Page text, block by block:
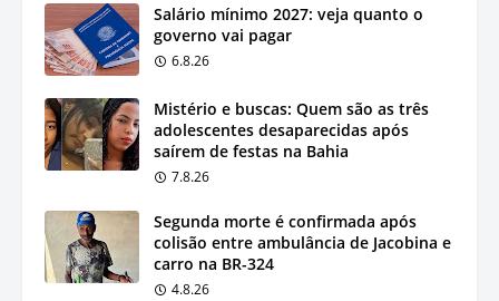
Salário mínimo 2027: veja quanto o
governo vai pagar
6.8.26
Mistério e buscas: Quem são as três
adolescentes desaparecidas após
saírem de festas na Bahia
7.8.26
Segunda morte é confirmada após
colisão entre ambulância de Jacobina e
carro na BR-324
4.8.26